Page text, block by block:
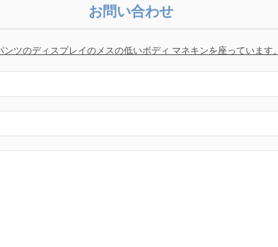
お問い合わせ
ンツのディスプレイのメスの低いボディ マネキンを座っています。